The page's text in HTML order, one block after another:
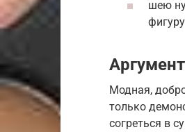
шею
Модная,
только
согреться в